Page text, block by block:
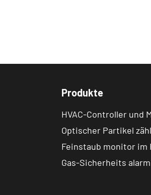
Produkte
HVAC-Controller und
Optischer Partikel
Feinstaub monitor im
Gas-Sicherheits